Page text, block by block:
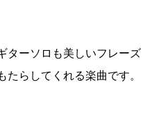
ターソロも美しいフレーズ
らしてくれる楽曲です。